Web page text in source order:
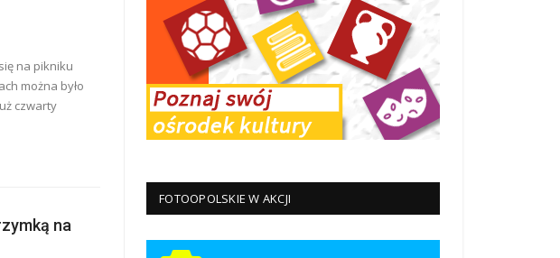
na pikniku
można było
czwarty
na
FOTOOPOLSKIE W AKCJI